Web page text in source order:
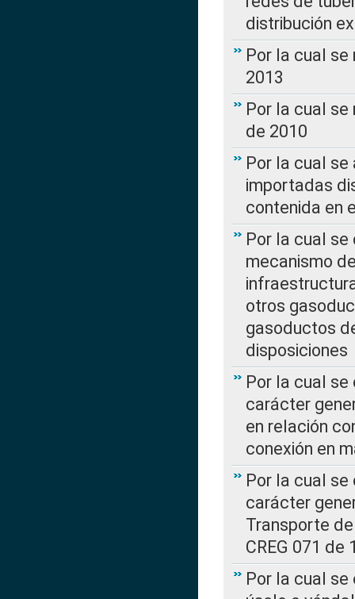
distribución
Por la cual se
2013
Por la cual se
de 2010
Por la cual
importadas
contenida en
Por la cual se
mecanismo
otros
gasoductos
disposiciones
Por la cual
carácter
en relación
conexión en
Por la cual
carácter
Transporte
CREG 071 de
Por la cual